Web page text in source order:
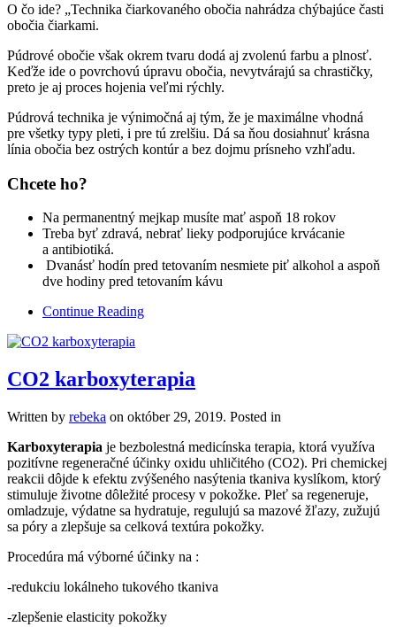
O čo ide? „Technika čiarkovaného obočia nahrádza chýbajúce časti
obočia čiarkami.
Púdrové obočie však okrem tvaru dodá aj zvolenú farbu a plnosť.
Keďže ide o povrchovú úpravu obočia, nevytvárajú sa chrastičky,
preto je aj proces hojenia veľmi rýchly.
Púdrová technika je výnimočná aj tým, že je maximálne vhodná
pre všetky typy pleti, i pre tú zrelšiu. Dá sa ňou dosiahnuť krásna
línia obočia bez ostrých kontúr a bez dojmu prísneho vzhľadu.
Chcete ho?
Na permanentný mejkap musíte mať aspoň 18 rokov
Treba byť zdravá, nebrať lieky podporujúce krvácanie
a antibiotiká.
Dvanásť hodín pred tetovaním nesmiete piť alkohol a aspoň
dve hodiny pred tetovaním kávu
Continue Reading
CO2 karboxyterapia
Written by rebeka on október 29, 2019. Posted in
Karboxyterapia je bezbolestná medicínska terapia, ktorá využíva
pozitívne regeneračné účinky oxidu uhličitého (CO2). Pri chemickej
reakcii dôjde k efektu zvýšeného nasýtenia tkaniva kyslíkom, ktorý
stimuluje životne dôležité procesy v pokožke. Pleť sa regeneruje,
omladzuje, výdatne sa hydratuje, regulujú sa mazové žľazy, zužujú
sa póry a zlepšuje sa celková textúra pokožky.
Procedúra má výborné účinky na :
-redukciu lokálneho tukového tkaniva
-zlepšenie elasticity pokožky